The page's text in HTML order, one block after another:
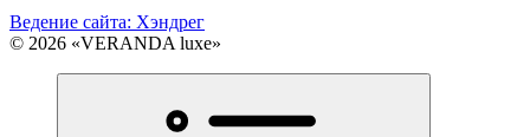
Ведение сайта: Хэндрег
© 2026 «VERANDA luxe»